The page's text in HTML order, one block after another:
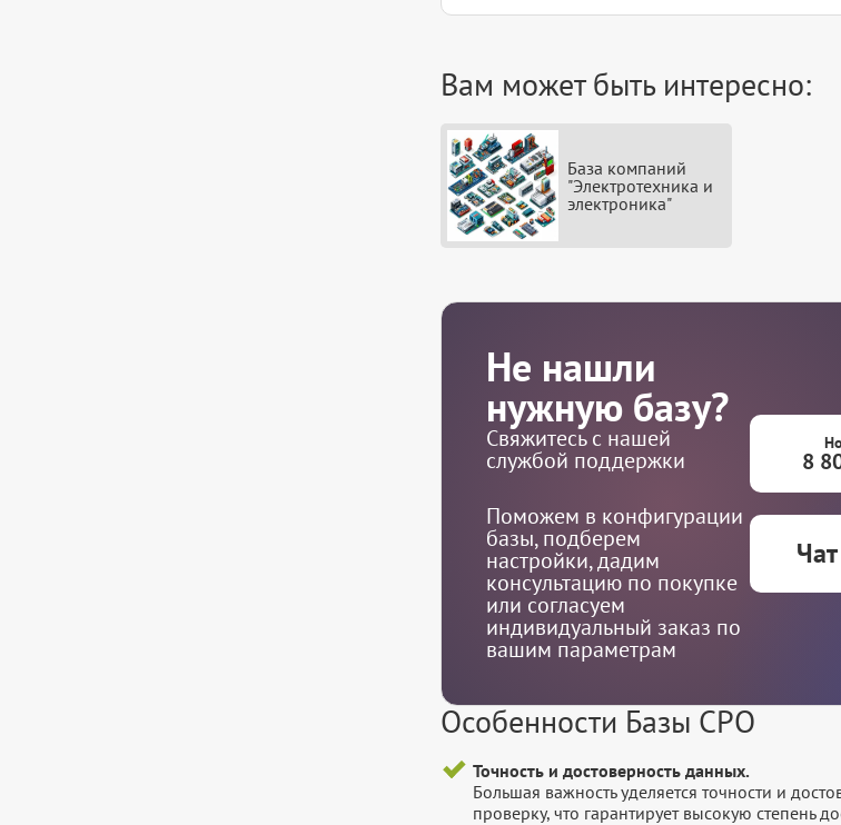
Вам может быть интересно:
База компаний
"Электротехника и
электроника"
Не нашли
нужную базу?
Свяжитесь с нашей
службой поддержки
Поможем в конфигурации
базы, подберем
настройки, дадим
консультацию по покупке
или согласуем
индивидуальный заказ по
вашим параметрам
8
Особенности Базы СРО
Точность и достоверность данных.
Большая важность уделяется точности и
проверку, что гарантирует высокую степень